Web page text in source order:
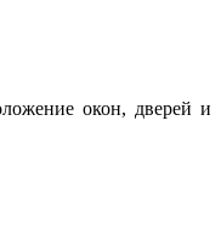
окон, дверей и